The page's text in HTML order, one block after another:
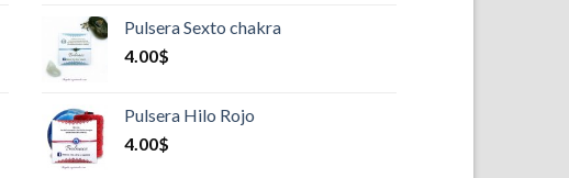
Pulsera Sexto chakra
4.00$
Pulsera Hilo Rojo
4.00$